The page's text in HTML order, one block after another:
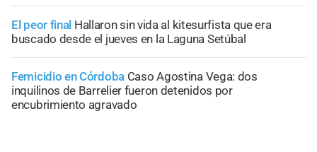
El peor final Hallaron sin vida al kitesurfista que era
buscado desde el jueves en la Laguna Setúbal
Femicidio en Córdoba Caso Agostina Vega: dos
inquilinos de Barrelier fueron detenidos por
encubrimiento agravado